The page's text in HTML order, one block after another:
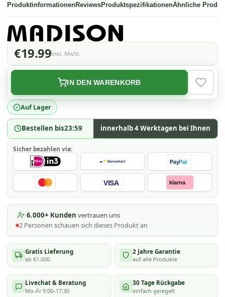
ProduktinformationenReviewsProduktspezifikationenÄhnliche
€19.99Inkl. MwSt.
Auf Lager
Bestellen bis23:59 innerhalb 4 Werktagen bei Ihnen
IN DEN WARENKORB
Sicher bezahlen via:
PayPal
VISA klarna
6.000+ Kunden vertrauen uns
2 Personen schauen sich dieses Produkt an
Gratis Lieferung
ab €1.000
2 Jahre Garantie
auf alle Produkte
Livechat & Beratung
Mo–Fr 9:00–17:30
30 Tage Rückgabe
einfach geregelt